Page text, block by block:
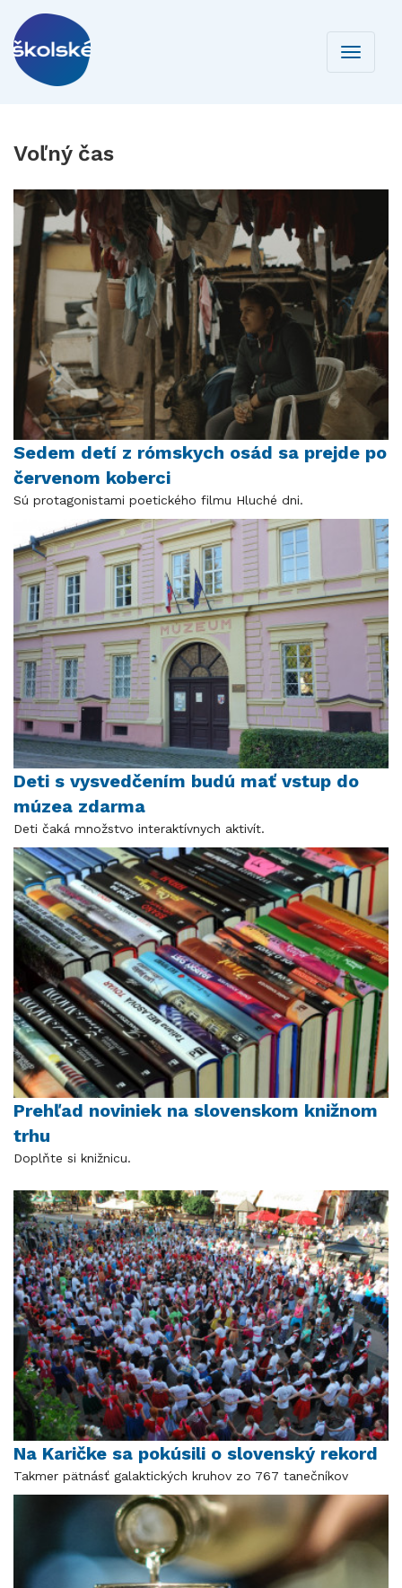
Toggle
Voľný čas
Sedem detí z rómskych osád sa prejde po
červenom koberci
Sú protagonistami poetického filmu Hluché dni.
Deti s vysvedčením budú mať vstup do
múzea zdarma
Deti čaká množstvo interaktívnych aktivít.
Prehľad noviniek na slovenskom knižnom
trhu
Doplňte si knižnicu.
Na Karičke sa pokúsili o slovenský rekord
Takmer pätnásť galaktických kruhov zo 767 tanečníkov